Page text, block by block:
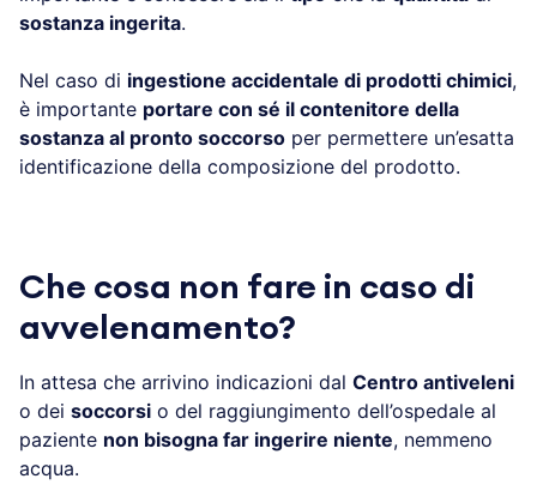
sostanza ingerita.
Nel caso di ingestione accidentale di prodotti chimici,
è importante portare con sé il contenitore della
sostanza al pronto soccorso per permettere un’esatta
identificazione della composizione del prodotto.
Che cosa non fare in caso di
avvelenamento?
In attesa che arrivino indicazioni dal Centro antiveleni
o dei soccorsi o del raggiungimento dell’ospedale al
paziente non bisogna far ingerire niente, nemmeno
acqua.